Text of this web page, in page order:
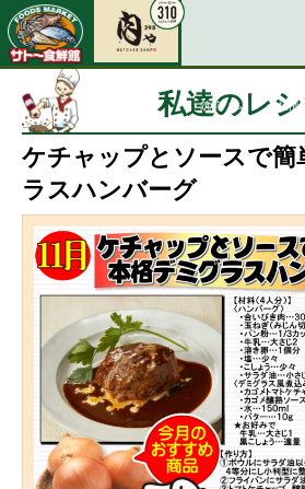
筑前ハム
会社情
私達のレ
ケチャップとソースで簡
ラスハンバーグ